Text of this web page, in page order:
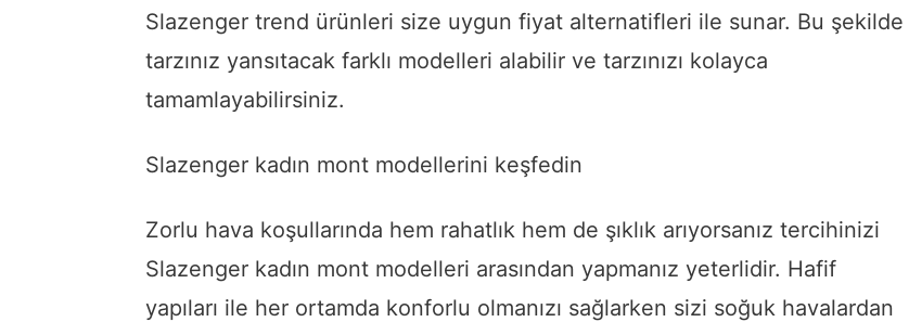
Slazenger trend ürünleri size uygun fiyat alternatifleri ile sunar. Bu şekilde
tarzınız yansıtacak farklı modelleri alabilir ve tarzınızı kolayca
tamamlayabilirsiniz.
Slazenger kadın mont modellerini keşfedin
Zorlu hava koşullarında hem rahatlık hem de şıklık arıyorsanız tercihinizi
Slazenger kadın mont modelleri arasından yapmanız yeterlidir. Hafif
yapıları ile her ortamda konforlu olmanızı sağlarken sizi soğuk havalardan